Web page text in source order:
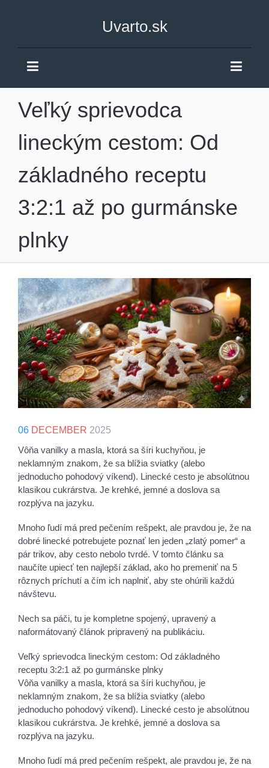
Uvarto.sk
Veľký sprievodca
lineckým cestom: Od
základného receptu
3:2:1 až po gurmánske
plnky
06 DECEMBER 2025
Vôňa vanilky a masla, ktorá sa šíri kuchyňou, je
neklamným znakom, že sa blížia sviatky (alebo
jednoducho pohodový víkend). Linecké cesto je absolútnou
klasikou cukrárstva. Je krehké, jemné a doslova sa
rozplýva na jazyku.
Mnoho ľudí má pred pečením rešpekt, ale pravdou je, že na
dobré linecké potrebujete poznať len jeden „zlatý pomer“ a
pár trikov, aby cesto nebolo tvrdé. V tomto článku sa
naučíte upiecť ten najlepší základ, ako ho premeniť na 5
rôznych príchutí a čím ich naplniť, aby ste ohúrili každú
návštevu.
Nech sa páči, tu je kompletne spojený, upravený a
naformátovaný článok pripravený na publikáciu.
Veľký sprievodca lineckým cestom: Od základného
receptu 3:2:1 až po gurmánske plnky
Vôňa vanilky a masla, ktorá sa šíri kuchyňou, je
neklamným znakom, že sa blížia sviatky (alebo
jednoducho pohodový víkend). Linecké cesto je absolútnou
klasikou cukrárstva. Je krehké, jemné a doslova sa
rozplýva na jazyku.
Mnoho ľudí má pred pečením rešpekt, ale pravdou je, že na